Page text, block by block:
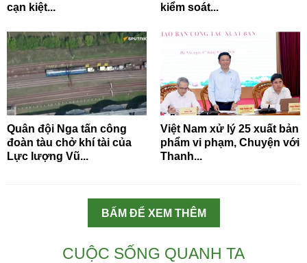
cạn kiệt...
kiểm soát...
Quân đội Nga tấn công
đoàn tàu chở khí tài của
Lực lượng Vũ...
Việt Nam xử lý 25 xuất bản
phẩm vi phạm, Chuyện với
Thanh...
BẤM ĐỂ XEM THÊM
CUỘC SỐNG QUANH TA